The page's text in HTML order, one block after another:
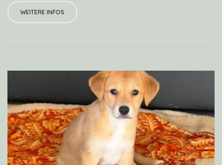
WEITERE INFOS
VIEW PROFILE